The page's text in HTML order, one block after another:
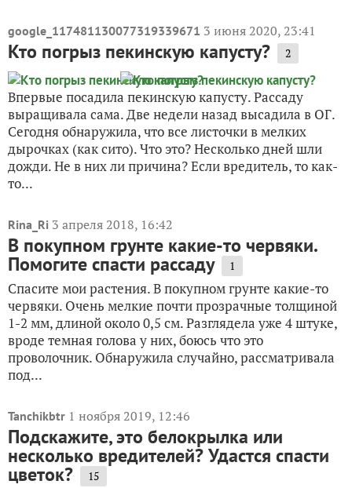
google_117481130077319339671 3 июня 2020, 23:41
Кто погрыз пекинскую капусту? 2
Впервые посадила пекинскую капусту. Рассаду
выращивала сама. Две недели назад высадила в ОГ.
Сегодня обнаружила, что все листочки в мелких
дырочках (как сито). Что это? Несколько дней шли
дожди. Не в них ли причина? Если вредитель, то как-
то...
Rina_Ri 3 апреля 2018, 16:42
В покупном грунте какие-то червяки.
Помогите спасти рассаду 1
Спасите мои растения. В покупном грунте какие-то
червяки. Очень мелкие почти прозрачные толщиной
1-2 мм, длиной около 0,5 см. Разглядела уже 4 штуке,
вроде темная голова у них, боюсь что это
проволочник. Обнаружила случайно, рассматривала
под...
Tanchikbtr 1 ноября 2019, 12:46
Подскажите, это белокрылка или
несколько вредителей? Удастся спасти
цветок? 15